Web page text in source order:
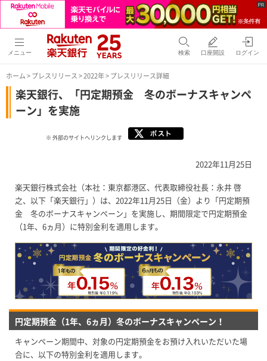
メニュー 検索 口座開設 ログイン
ホーム>プレスリリース>2022年> プレスリリース詳細
楽天銀行、「円定期預金 冬のボーナスキャンペ
ーン」を実施
※ 外部のサイトへリンクします
2022年11月25日
楽天銀行株式会社（本社：東京都港区、代表取締役社長：永井 啓
之、以下「楽天銀行」）は、2022年11月25日（金）より「円定期預
金 冬のボーナスキャンペーン」を実施し、期間限定で円定期預金
（1年、6ヵ月）に特別金利を適用します。
円定期預金（1年、6ヵ月）冬のボーナスキャンペーン！
キャンペーン期間中、対象の円定期預金をお預け入れいただいた場
合に、以下の特別金利を適用します。